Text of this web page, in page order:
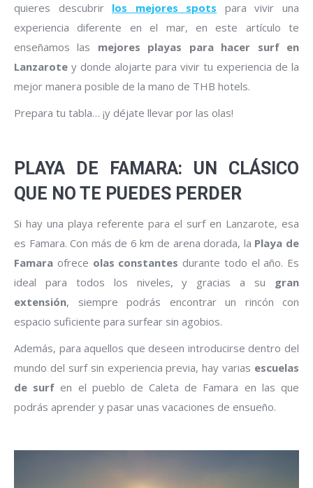
quieres descubrir los mejores spots para vivir una
experiencia diferente en el mar, en este artículo te
enseñamos las mejores playas para hacer surf en
Lanzarote y donde alojarte para vivir tu experiencia de la
mejor manera posible de la mano de THB hotels.
Prepara tu tabla… ¡y déjate llevar por las olas!
PLAYA DE FAMARA: UN CLÁSICO
QUE NO TE PUEDES PERDER
Si hay una playa referente para el surf en Lanzarote, esa
es Famara. Con más de 6 km de arena dorada, la Playa de
Famara ofrece olas constantes durante todo el año. Es
ideal para todos los niveles, y gracias a su gran
extensión, siempre podrás encontrar un rincón con
espacio suficiente para surfear sin agobios.
Además, para aquellos que deseen introducirse dentro del
mundo del surf sin experiencia previa, hay varias escuelas
de surf en el pueblo de Caleta de Famara en las que
podrás aprender y pasar unas vacaciones de ensueño.